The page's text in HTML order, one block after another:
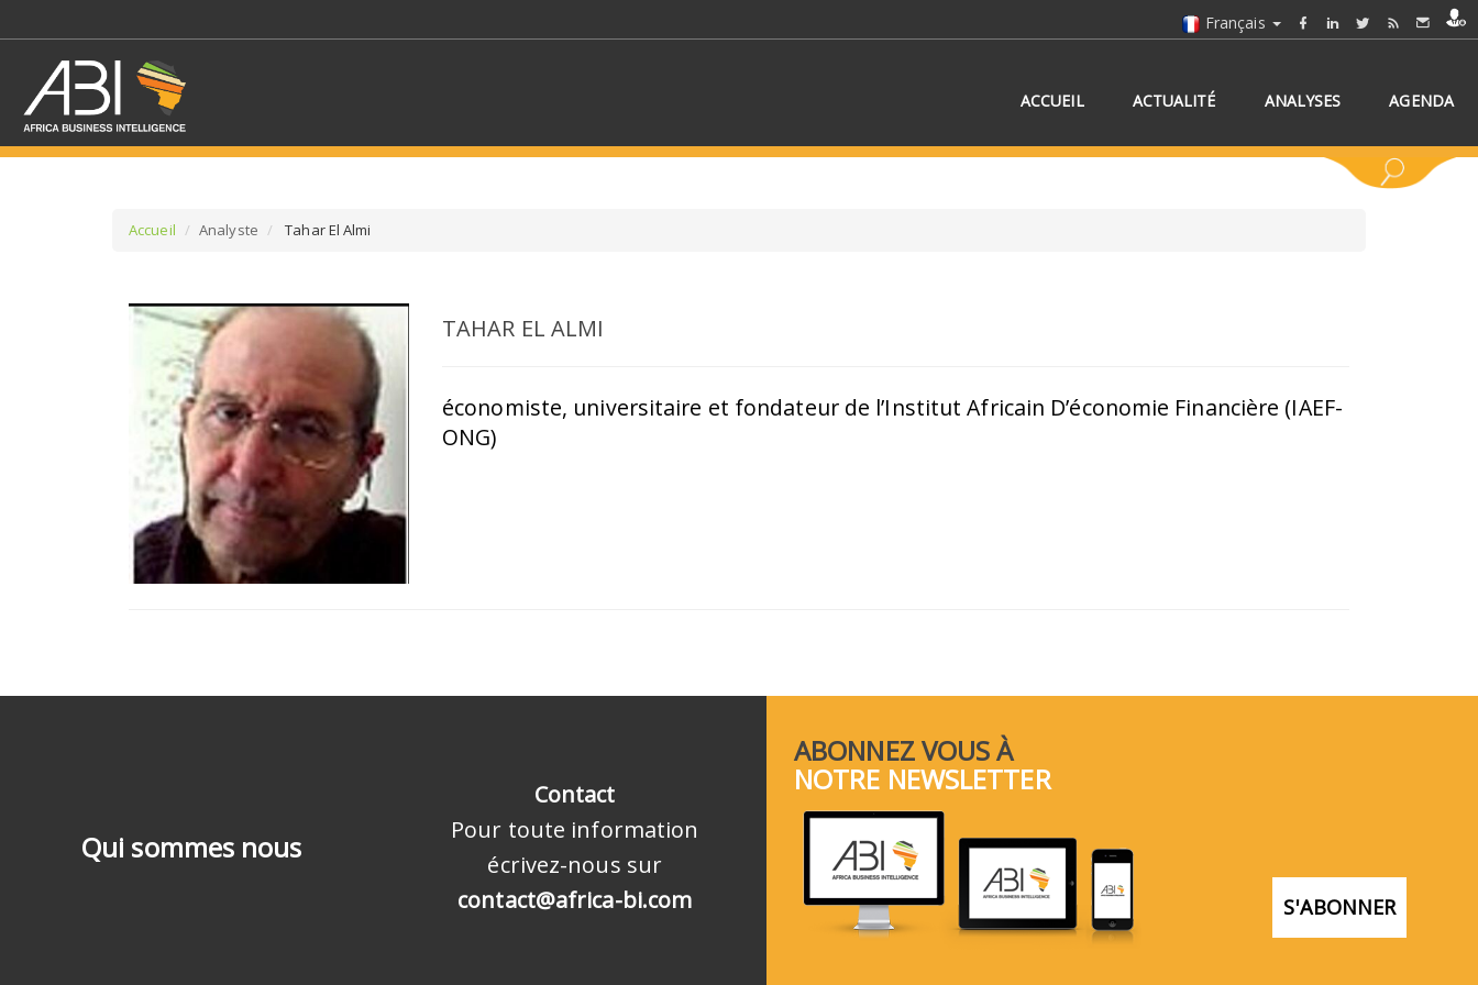
Français
ACCUEIL ACTUALITÉ ANALYSES AGENDA
SELECTIONNEZ UNE SECTION
Accueil Analyste Tahar El Almi
TAHAR EL ALMI
économiste, universitaire et fondateur de l’Institut Africain D’économie Financière (IAEF-
ONG)
Qui sommes nous
Contact
Pour toute information
écrivez-nous sur
contact@africa-bi.com
ABONNEZ VOUS À
NOTRE NEWSLETTER
S'ABONNER